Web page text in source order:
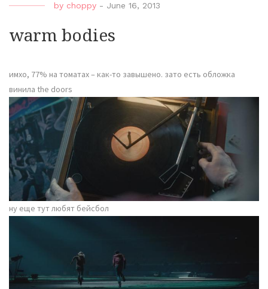
by choppy - June 16, 2013
warm bodies
имхо, 77% на томатах – как-то завышено. зато есть обложка
винила the doors
ну еще тут любят бейсбол